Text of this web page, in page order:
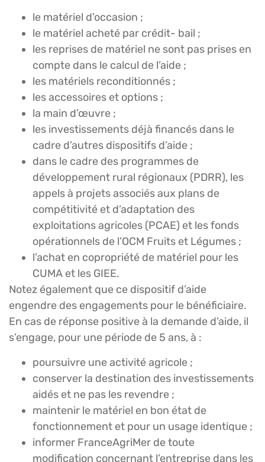
le matériel d’occasion ;
le matériel acheté par crédit- bail ;
les reprises de matériel ne sont pas prises en
compte dans le calcul de l’aide ;
les matériels reconditionnés ;
les accessoires et options ;
la main d’œuvre ;
les investissements déjà financés dans le
cadre d’autres dispositifs d’aide ;
dans le cadre des programmes de
développement rural régionaux (PDRR), les
appels à projets associés aux plans de
compétitivité et d’adaptation des
exploitations agricoles (PCAE) et les fonds
opérationnels de l’OCM Fruits et Légumes ;
l’achat en copropriété de matériel pour les
CUMA et les GIEE.
Notez également que ce dispositif d’aide
engendre des engagements pour le bénéficiaire.
En cas de réponse positive à la demande d’aide, il
s’engage, pour une période de 5 ans, à :
poursuivre une activité agricole ;
conserver la destination des investissements
aidés et ne pas les revendre ;
maintenir le matériel en bon état de
fonctionnement et pour un usage identique ;
informer FranceAgriMer de toute
modification concernant l’entreprise dans les